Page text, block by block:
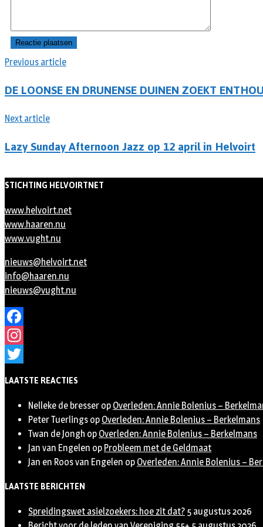
Previous article
DE LOONSE EN DRUNENSE DUINEN ZOEKT
Next article
Lazy Sunday Afternoon Jazz op 12 april in Helvoirt
STICHTING HELVOIRTNET
www.helvoirt.net
www.haaren.nu
www.vught.nu
nieuws@helvoirt.net
info@haaren.nu
nieuws@vught.nu
Facebook
Instagram
LAATSTE REACTIES
Nelleke de bresser op Overleden: Annie Bolenius –
Peter Tuerlings op Overleden: Annie Bolenius – Berkelmans
Twan de Jongh op Overleden: Annie Bolenius – Berkelmans
Jan van Engelen op Probleem met de Geldmaat
Jan en Roos van Engelen op Overleden: Annie Bolenius –
LAATSTE BERICHTEN
Spreidingswet asielzoekers: hoe zit dat? 5 augustus 2026